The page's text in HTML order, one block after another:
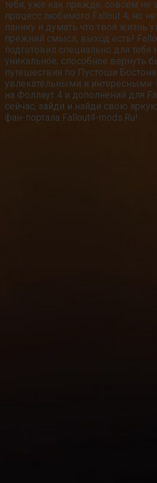
тебя, уже как прежде, совсем не
процесс любимого Fallout 4, но
панику и думать что твоя жизнь
прежний смысл, выход есть!
подготовил специально для тебя
уникальное, способное вернуть
путешествия по Пустоши
увлекательными и
на Фоллаут 4 и дополнений для
сейчас, зайди и найди свою
фан-портала Fallout4-mods.Ru!